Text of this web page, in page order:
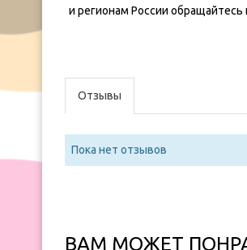
и регионам России
Отзывы
Пока нет отзывов
ВАМ МОЖЕТ